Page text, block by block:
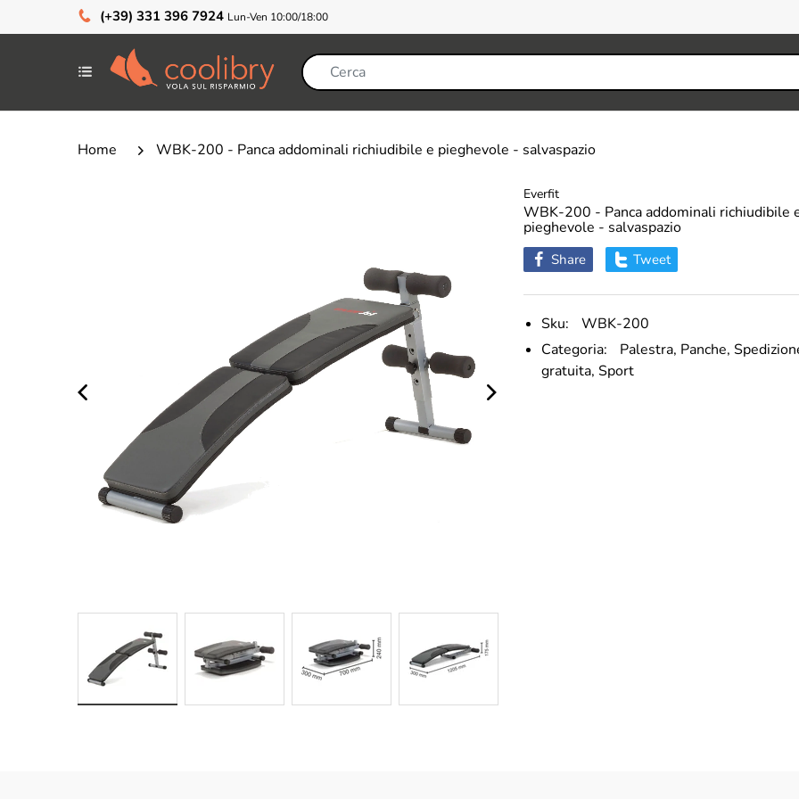
(+39) 331 396 7924 Lun-Ven 10:00/18:00
Home WBK-200 - Panca addominali richiudibile e pieghevole - salvaspazio
Everfit
WBK-200 - Panca addominali richiudibile
pieghevole - salvaspazio
Share Tweet
Sku:
WBK-200
Categoria:
Palestra, Panche,
gratuita, Sport